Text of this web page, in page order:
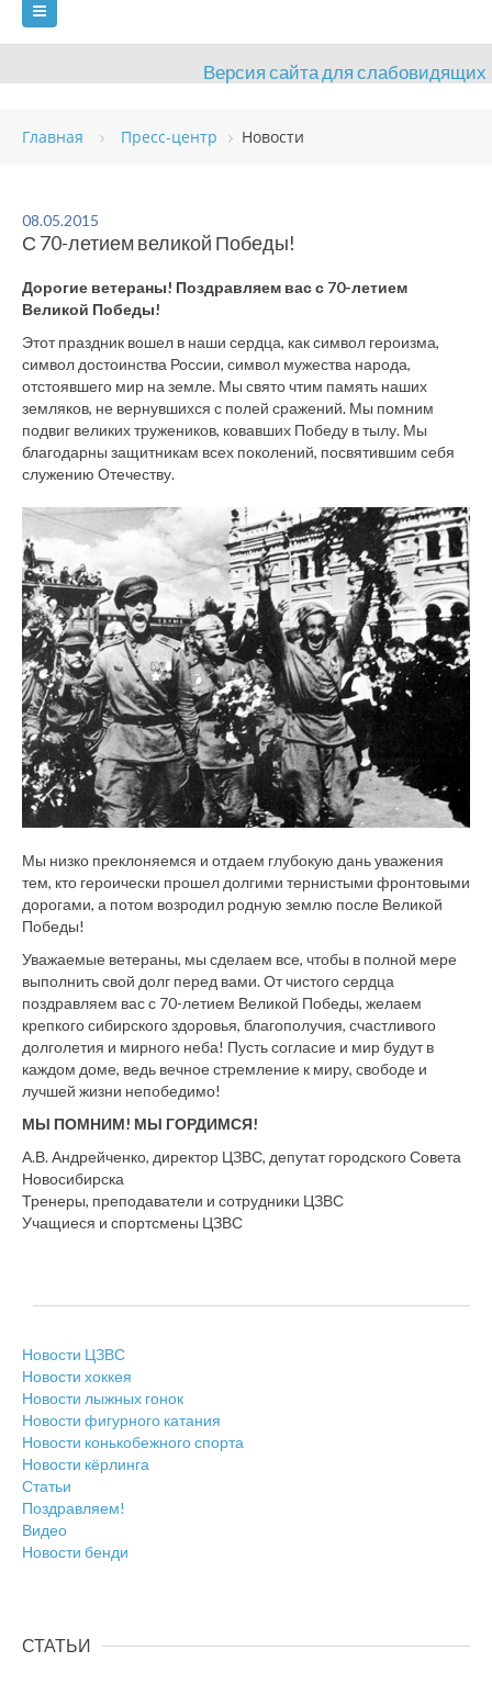
Версия сайта для слабовидящих
ГЛАВНАЯ
ВИДЫ СПОРТА
ОЦЕНКА КАЧЕСТВА ОБРАЗОВАНИЯ
ПЛАТНЫЕ УСЛУГИ КОНТАКТЫ
Главная Пресс-центр Новости
08.05.2015
С 70-летием великой Победы!
Дорогие ветераны! Поздравляем вас с 70-летием
Великой Победы!
Этот праздник вошел в наши сердца, как символ героизма,
символ достоинства России, символ мужества народа,
отстоявшего мир на земле. Мы свято чтим память наших
земляков, не вернувшихся с полей сражений. Мы помним
подвиг великих тружеников, ковавших Победу в тылу. Мы
благодарны защитникам всех поколений, посвятившим себя
служению Отечеству.
Мы низко преклоняемся и отдаем глубокую дань уважения
тем, кто героически прошел долгими тернистыми фронтовыми
дорогами, а потом возродил родную землю после Великой
Победы!
Уважаемые ветераны, мы сделаем все, чтобы в полной мере
выполнить свой долг перед вами. От чистого сердца
поздравляем вас с 70-летием Великой Победы, желаем
крепкого сибирского здоровья, благополучия, счастливого
долголетия и мирного неба! Пусть согласие и мир будут в
каждом доме, ведь вечное стремление к миру, свободе и
лучшей жизни непобедимо!
МЫ ПОМНИМ! МЫ ГОРДИМСЯ!
А.В. Андрейченко, директор ЦЗВС, депутат городского Совета
Новосибирска
Тренеры, преподаватели и сотрудники ЦЗВС
Учащиеся и спортсмены ЦЗВС
Новости ЦЗВС
Новости хоккея
Новости лыжных гонок
Новости фигурного катания
Новости конькобежного спорта
Новости кёрлинга
Статьи
Поздравляем!
Видео
Новости бенди
СТАТЬИ